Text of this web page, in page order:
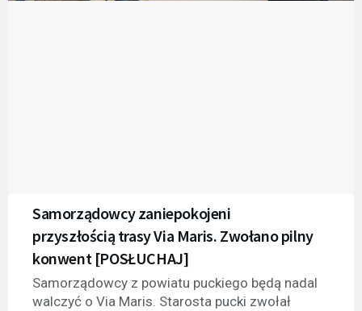
Samorządowcy zaniepokojeni
przyszłością trasy Via Maris. Zwołano pilny
konwent [POSŁUCHAJ]
Samorządowcy z powiatu puckiego będą nadal
walczyć o Via Maris. Starosta pucki zwołał